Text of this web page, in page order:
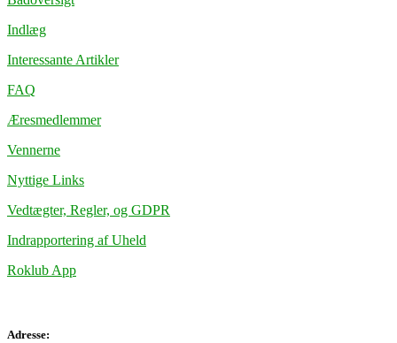
Indlæg
Interessante Artikler
FAQ
Æresmedlemmer
Vennerne
Nyttige Links
Vedtægter, Regler, og GDPR
Indrapportering af Uheld
Roklub App
Adresse: